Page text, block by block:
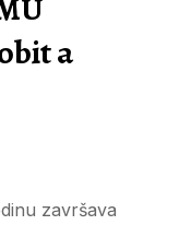
a
završava